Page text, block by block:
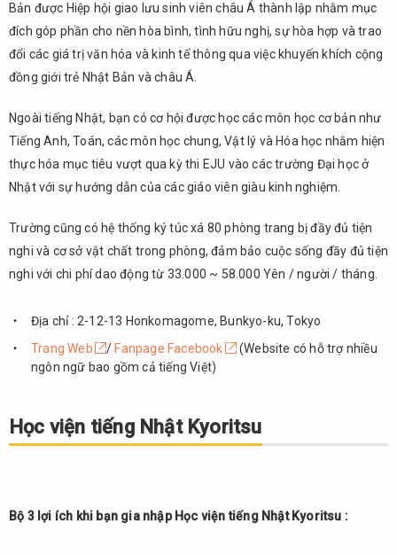
Bản được Hiệp hội giao lưu sinh viên châu Á thành lập nhằm mục
đích góp phần cho nền hòa bình, tình hữu nghị, sự hòa hợp và trao
đổi các giá trị văn hóa và kinh tế thông qua việc khuyến khích cộng
đồng giới trẻ Nhật Bản và châu Á.
Ngoài tiếng Nhật, bạn có cơ hội được học các môn học cơ bản như
Tiếng Anh, Toán, các môn học chung, Vật lý và Hóa học nhằm hiện
thực hóa mục tiêu vượt qua kỳ thi EJU vào các trường Đại học ở
Nhật với sự hướng dẫn của các giáo viên giàu kinh nghiệm.
Trường cũng có hệ thống ký túc xá 80 phòng trang bị đầy đủ tiện
nghi và cơ sở vật chất trong phòng, đảm bảo cuộc sống đầy đủ tiện
nghi với chi phí dao động từ 33.000 ~ 58.000 Yên / người / tháng.
Địa chỉ : 2-12-13 Honkomagome, Bunkyo-ku, Tokyo
Trang Web
/ Fanpage Facebook
(Website có hỗ trợ nhiều
ngôn ngữ bao gồm cả tiếng Việt)
Học viện tiếng Nhật Kyoritsu
Bộ 3 lợi ích khi bạn gia nhập Học viện tiếng Nhật Kyoritsu :